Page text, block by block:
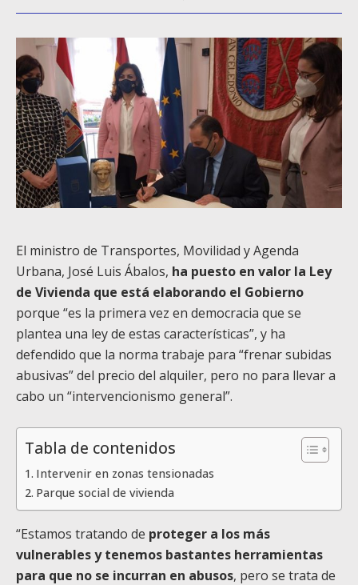
El ministro de Transportes, Movilidad y Agenda
Urbana, José Luis Ábalos, ha puesto en valor la Ley
de Vivienda que está elaborando el Gobierno
porque “es la primera vez en democracia que se
plantea una ley de estas características”, y ha
defendido que la norma trabaje para “frenar subidas
abusivas” del precio del alquiler, pero no para llevar a
cabo un “intervencionismo general”.
Tabla de contenidos
Intervenir en zonas tensionadas
Parque social de vivienda
“Estamos tratando de proteger a los más
vulnerables y tenemos bastantes herramientas
para que no se incurran en abusos, pero se trata de